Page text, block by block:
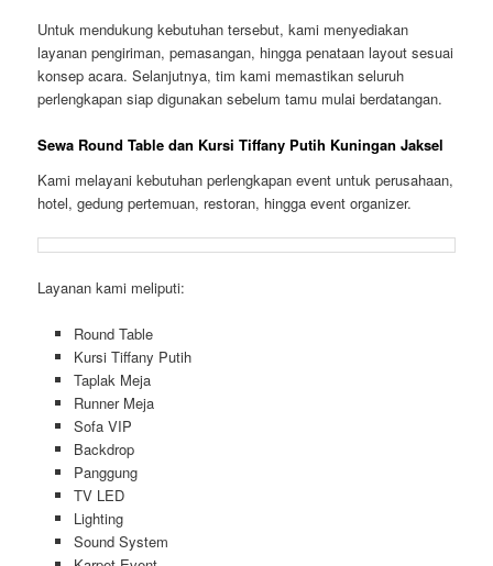
Untuk mendukung kebutuhan tersebut, kami menyediakan
layanan pengiriman, pemasangan, hingga penataan layout sesuai
konsep acara. Selanjutnya, tim kami memastikan seluruh
perlengkapan siap digunakan sebelum tamu mulai berdatangan.
Sewa Round Table dan Kursi Tiffany Putih Kuningan Jaksel
Kami melayani kebutuhan perlengkapan event untuk perusahaan,
hotel, gedung pertemuan, restoran, hingga event organizer.
Layanan kami meliputi:
Round Table
Kursi Tiffany Putih
Taplak Meja
Runner Meja
Sofa VIP
Backdrop
Panggung
TV LED
Lighting
Sound System